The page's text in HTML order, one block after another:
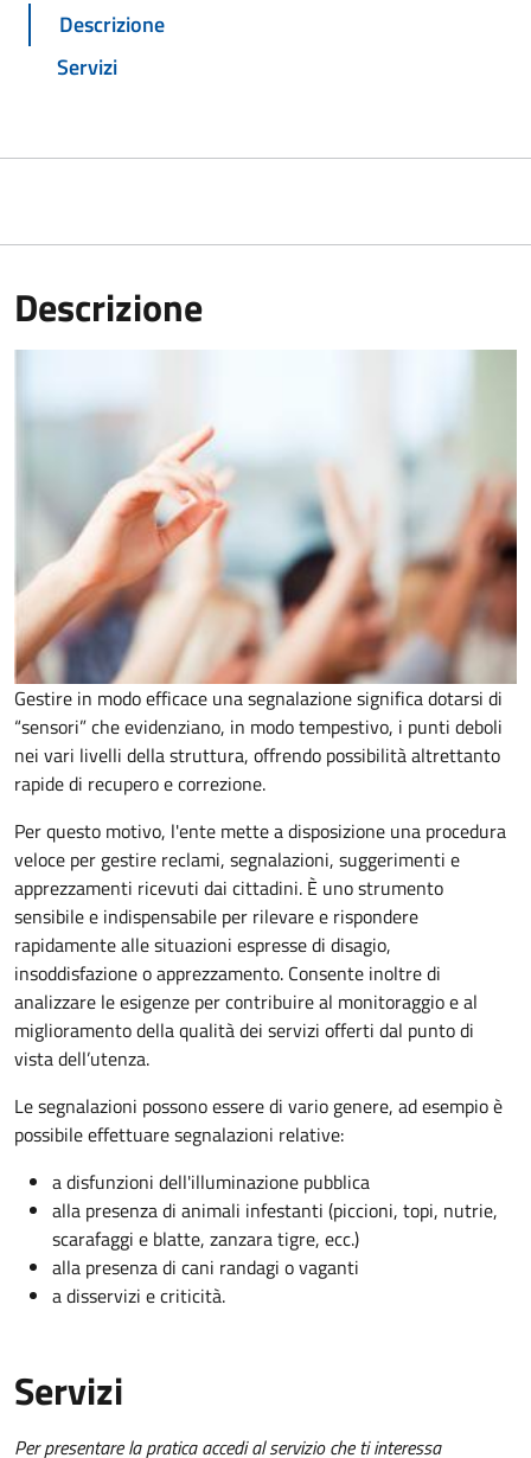
Descrizione
Servizi
Descrizione
Gestire in modo efficace una segnalazione significa dotarsi di
“sensori” che evidenziano, in modo tempestivo, i punti deboli
nei vari livelli della struttura, offrendo possibilità altrettanto
rapide di recupero e correzione.
Per questo motivo, l'ente mette a disposizione una procedura
veloce per gestire reclami, segnalazioni, suggerimenti e
apprezzamenti ricevuti dai cittadini. È uno strumento
sensibile e indispensabile per rilevare e rispondere
rapidamente alle situazioni espresse di disagio,
insoddisfazione o apprezzamento. Consente inoltre di
analizzare le esigenze per contribuire al monitoraggio e al
miglioramento della qualità dei servizi offerti dal punto di
vista dell’utenza.
Le segnalazioni possono essere di vario genere, ad esempio è
possibile effettuare segnalazioni relative:
a disfunzioni dell'illuminazione pubblica
alla presenza di animali infestanti (piccioni, topi, nutrie,
scarafaggi e blatte, zanzara tigre, ecc.)
alla presenza di cani randagi o vaganti
a disservizi e criticità.
Servizi
Per presentare la pratica accedi al servizio che ti interessa